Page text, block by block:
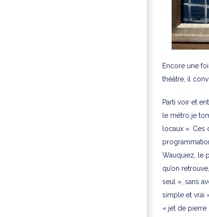
Encore une
théâtre, il
Parti voir et
le métro je
locaux ».
Wauquiez, le
qu’on
seul », sans
simple et vrai
« jet de pierre